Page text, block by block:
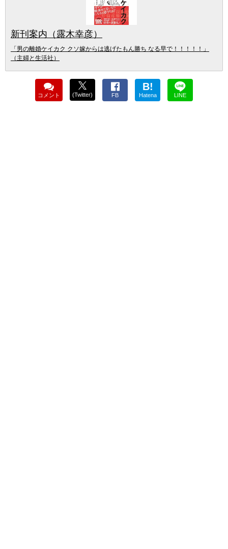
新刊案内（露木幸彦）
「男の離婚ケイカク クソ嫁からは逃げたもん勝ち なる早で！！！！！」
（主婦と生活社）
コメント (Twitter) FB
B!
Hatena LINE